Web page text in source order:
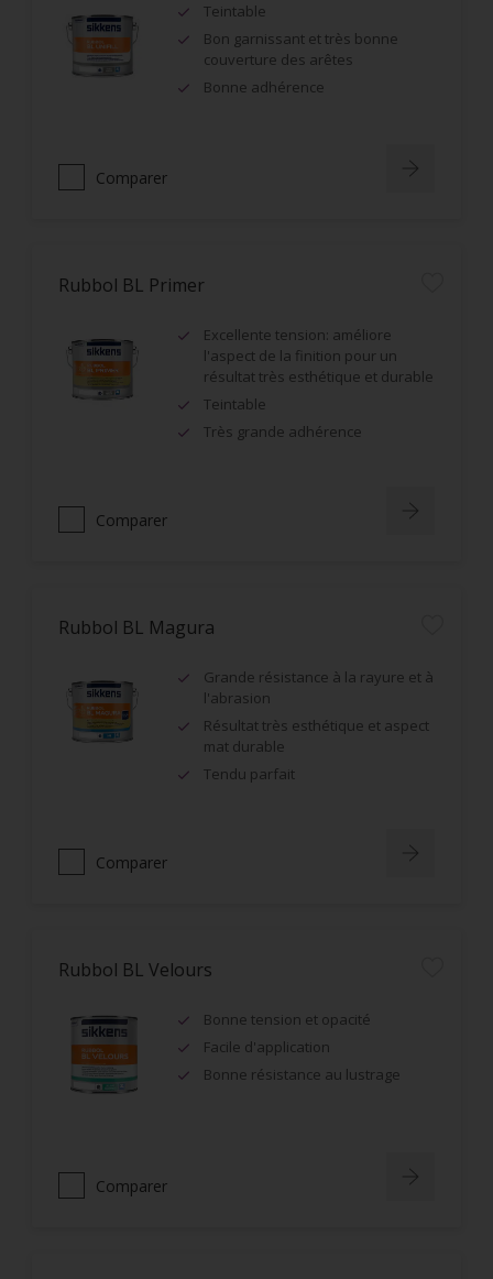
Teintable
Bon garnissant et très bonne
couverture des arêtes
Bonne adhérence
Comparer
Rubbol BL Primer
Excellente tension: améliore
l'aspect de la finition pour un
résultat très esthétique et durable
Teintable
Très grande adhérence
Comparer
Rubbol BL Magura
Grande résistance à la rayure et à
l'abrasion
Résultat très esthétique et aspect
mat durable
Tendu parfait
Comparer
Rubbol BL Velours
Bonne tension et opacité
Facile d'application
Bonne résistance au lustrage
Comparer